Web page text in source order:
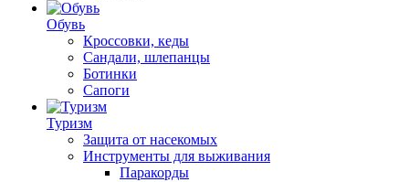
Обувь
Кроссовки, кеды
Сандали, шлепанцы
Ботинки
Сапоги
Туризм
Защита от насекомых
Инструменты для выживания
Паракорды